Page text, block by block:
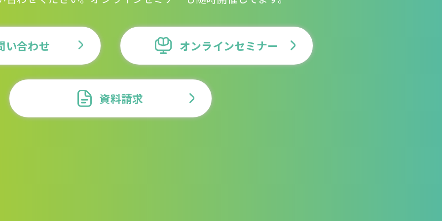
い合わせ オンラインセミナー
資料請求